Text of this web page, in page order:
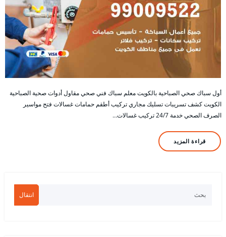
أول سباك صحي الصباحية بالكويت معلم سباك فني صحي مقاول أدوات صحية الصباحية
الكويت كشف تسريبات تسليك مجاري تركيب أطقم حمامات غسالات فتح مواسير
الصرف الصحي خدمة 24/7 تركيب غسالات…
قراءة المزيد
انتقال